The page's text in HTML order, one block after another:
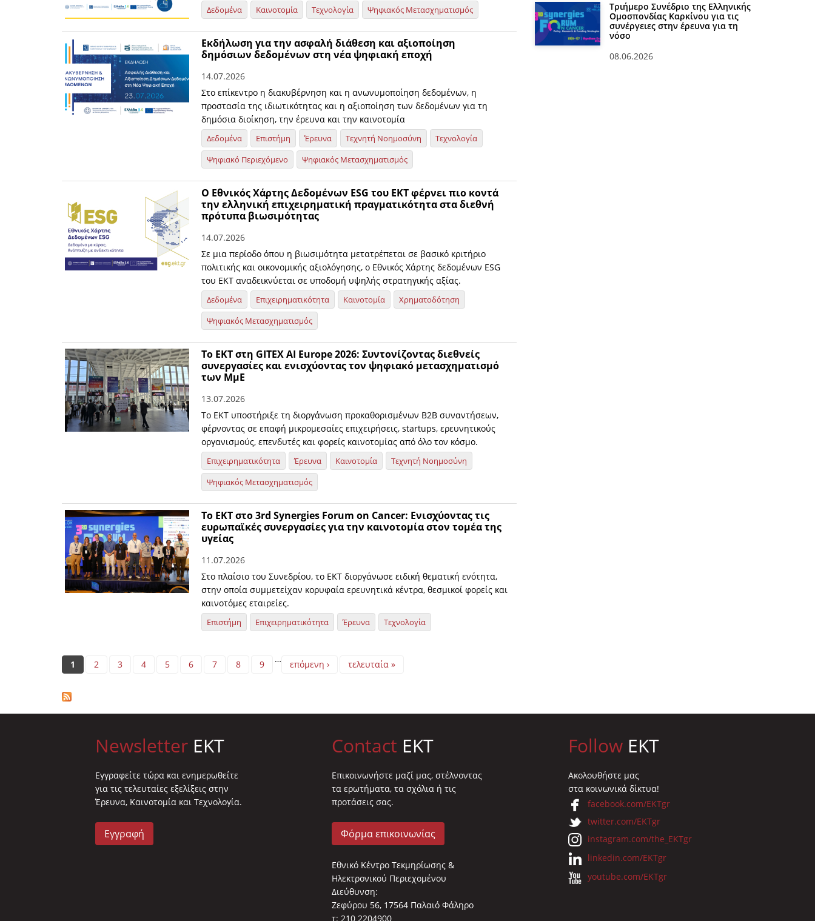
Δεδομένα Καινοτομία Τεχνολογία Ψηφιακός Μετασχηματισμός
Εκδήλωση για την ασφαλή διάθεση και αξιοποίηση
δημόσιων δεδομένων στη νέα ψηφιακή εποχή
14.07.2026
Στο επίκεντρο η διακυβέρνηση και η ανωνυμοποίηση δεδομένων, η
προστασία της ιδιωτικότητας και η αξιοποίηση των δεδομένων για τη
δημόσια διοίκηση, την έρευνα και την καινοτομία
Δεδομένα Επιστήμη Έρευνα Τεχνητή Νοημοσύνη
Τεχνολογία
Ψηφιακό Περιεχόμενο
Ψηφιακός Μετασχηματισμός
O Εθνικός Χάρτης Δεδομένων ESG του ΕΚΤ φέρνει πιο κοντά
την ελληνική επιχειρηματική πραγματικότητα στα διεθνή
πρότυπα βιωσιμότητας
14.07.2026
Σε μια περίοδο όπου η βιωσιμότητα μετατρέπεται σε βασικό κριτήριο
πολιτικής και οικονομικής αξιολόγησης, ο Εθνικός Χάρτης δεδομένων ESG
του ΕΚΤ αναδεικνύεται σε υποδομή υψηλής στρατηγικής αξίας.
Δεδομένα Επιχειρηματικότητα Καινοτομία
Χρηματοδότηση
Ψηφιακός Μετασχηματισμός
Το ΕΚΤ στη GITEX AI Europe 2026: Συντονίζοντας διεθνείς
συνεργασίες και ενισχύοντας τον ψηφιακό μετασχηματισμό
των ΜμΕ
13.07.2026
Το ΕΚΤ υποστήριξε τη διοργάνωση προκαθορισμένων Β2Β συναντήσεων,
φέρνοντας σε επαφή μικρομεσαίες επιχειρήσεις, startups, ερευνητικούς
οργανισμούς, επενδυτές και φορείς καινοτομίας από όλο τον κόσμο.
Επιχειρηματικότητα Έρευνα Καινοτομία
Τεχνητή Νοημοσύνη
Ψηφιακός Μετασχηματισμός
Το ΕΚΤ στο 3rd Synergies Forum on Cancer: Ενισχύοντας τις
ευρωπαϊκές συνεργασίες για την καινοτομία στον τομέα της
υγείας
11.07.2026
Στο πλαίσιο του Συνεδρίου, το ΕΚΤ διοργάνωσε ειδική θεματική ενότητα,
στην οποία συμμετείχαν κορυφαία ερευνητικά κέντρα, θεσμικοί φορείς και
καινοτόμες εταιρείες.
Επιστήμη Επιχειρηματικότητα Έρευνα Τεχνολογία
Pages
1 2 3 4 5 6 7 8 9 … επόμενη › τελευταία »
Τριήμερο Συνέδριο της Ελληνικής
Ομοσπονδίας Καρκίνου για τις
συνέργειες στην έρευνα για τη
νόσο
08.06.2026
Newsletter EKT
Eγγραφείτε τώρα και ενημερωθείτε
για τις τελευταίες εξελίξεις στην
Έρευνα, Καινοτομία και Τεχνολογία.
Εγγραφή
Contact EKT
Επικοινωνήστε μαζί μας, στέλνοντας
τα ερωτήματα, τα σχόλια ή τις
προτάσεις σας.
Φόρμα επικοινωνίας
Εθνικό Κέντρο Τεκμηρίωσης &
Ηλεκτρονικού Περιεχομένου
Διεύθυνση:
Ζεφύρου 56, 17564 Παλαιό Φάληρο
τ: 210 2204900
Follow EKT
Ακολουθήστε μας
στα κοινωνικά δίκτυα!
facebook.com/EKTgr
twitter.com/EKTgr
instagram.com/the_EKTgr
linkedin.com/EKTgr
youtube.com/EKTgr